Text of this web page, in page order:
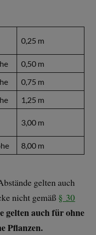
0,25 m
0,50 m
0,75 m
1,25 m
3,00 m
8,00 m
gelten auch
nicht gemäß § 30
gelten auch für ohne
Pflanzen.